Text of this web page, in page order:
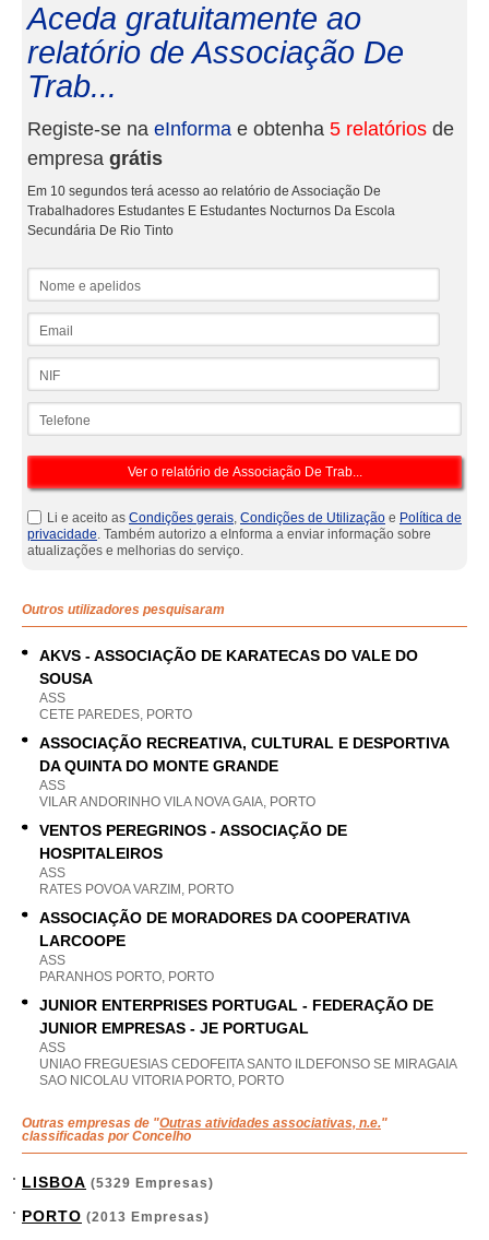
Aceda gratuitamente ao
relatório de Associação De
Trab...
Registe-se na eInforma e obtenha 5 relatórios de
empresa grátis
Em 10 segundos terá acesso ao relatório de Associação De
Trabalhadores Estudantes E Estudantes Nocturnos Da Escola
Secundária De Rio Tinto
Li e aceito as Condições gerais, Condições de Utilização e Política de
privacidade. Também autorizo a eInforma a enviar informação sobre
atualizações e melhorias do serviço.
Outros utilizadores pesquisaram
AKVS - ASSOCIAÇÃO DE KARATECAS DO VALE DO
SOUSA
ASS
CETE PAREDES, PORTO
ASSOCIAÇÃO RECREATIVA, CULTURAL E DESPORTIVA
DA QUINTA DO MONTE GRANDE
ASS
VILAR ANDORINHO VILA NOVA GAIA, PORTO
VENTOS PEREGRINOS - ASSOCIAÇÃO DE
HOSPITALEIROS
ASS
RATES POVOA VARZIM, PORTO
ASSOCIAÇÃO DE MORADORES DA COOPERATIVA
LARCOOPE
ASS
PARANHOS PORTO, PORTO
JUNIOR ENTERPRISES PORTUGAL - FEDERAÇÃO DE
JUNIOR EMPRESAS - JE PORTUGAL
ASS
UNIAO FREGUESIAS CEDOFEITA SANTO ILDEFONSO SE MIRAGAIA
SAO NICOLAU VITORIA PORTO, PORTO
Outras empresas de "Outras atividades associativas, n.e."
classificadas por Concelho
LISBOA (5329 Empresas)
PORTO (2013 Empresas)